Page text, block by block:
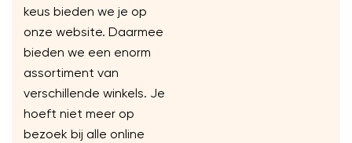
keus bieden we je op
onze website. Daarmee
bieden we een enorm
assortiment van
verschillende winkels. Je
hoeft niet meer op
bezoek bij alle online